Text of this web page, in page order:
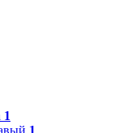
1
1